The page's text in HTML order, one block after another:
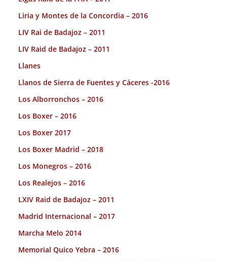
Liria y Montes de la Concordia – 2016
LIV Rai de Badajoz – 2011
LIV Raid de Badajoz – 2011
Llanes
Llanos de Sierra de Fuentes y Cáceres -2016
Los Alborronchos – 2016
Los Boxer – 2016
Los Boxer 2017
Los Boxer Madrid – 2018
Los Monegros – 2016
Los Realejos – 2016
LXIV Raid de Badajoz – 2011
Madrid Internacional – 2017
Marcha Melo 2014
Memorial Quico Yebra – 2016